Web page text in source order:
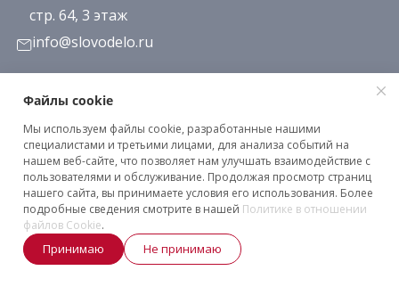
стр. 64, 3 этаж
info@slovodelo.ru
Заказать звонок
Подписаться на рассылку
Клиентское соглашение
Политика конфиденциальности
2026 © «Словодело». Все права защищены
Файлы cookie
Мы используем файлы cookie, разработанные нашими
специалистами и третьими лицами, для анализа событий на
нашем веб-сайте, что позволяет нам улучшать взаимодействие с
пользователями и обслуживание. Продолжая просмотр страниц
нашего сайта, вы принимаете условия его использования. Более
подробные сведения смотрите в нашей Политике в отношении
файлов Cookie.
Принимаю Не принимаю